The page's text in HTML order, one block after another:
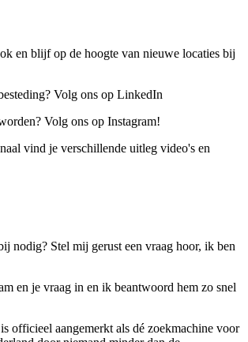
en blijf op de hoogte van nieuwe locaties bij
Volg ons op LinkedIn
Volg ons op Instagram!
vind je verschillende uitleg video's en
nodig? Stel mij gerust een vraag hoor, ik ben
en je vraag in en ik beantwoord hem zo snel
officieel aangemerkt als dé zoekmachine voor